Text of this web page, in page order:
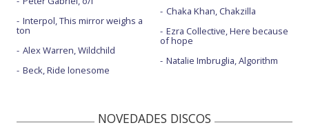
Interpol, This mirror weighs a
ton
Alex Warren, Wildchild
Beck, Ride lonesome
Chaka Khan, Chakzilla
Ezra Collective, Here because
of hope
Natalie Imbruglia, Algorithm
NOVEDADES DISCOS